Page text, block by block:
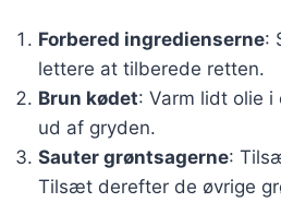
Forbered ingredienserne:
lettere at tilberede retten.
Brun kødet: Varm lidt olie
ud af gryden.
Sauter grøntsagerne:
Tilsæt derefter de øvrige